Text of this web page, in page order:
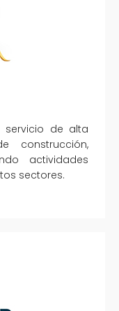
de alta
construcción,
actividades
sectores.